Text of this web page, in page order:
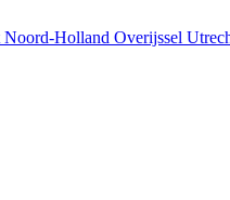
Noord-Holland Overijssel